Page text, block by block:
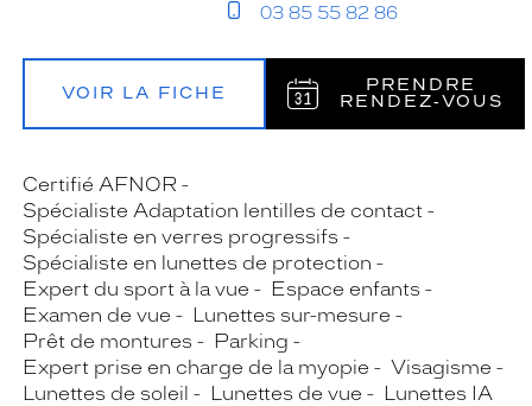
03 85 55 82 86
VOIR LA FICHE
PRENDRE
RENDEZ‑VOUS
Certifié AFNOR
Spécialiste Adaptation lentilles de contact
Spécialiste en verres progressifs
Spécialiste en lunettes de protection
Expert du sport à la vue
Espace enfants
Examen de vue
Lunettes sur-mesure
Prêt de montures
Parking
Expert prise en charge de la myopie
Visagisme
Lunettes de soleil
Lunettes de vue Lunettes IA